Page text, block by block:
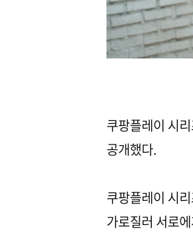
쿠팡플레이 시
공개했다.
쿠팡플레이 시
가로질러 서로